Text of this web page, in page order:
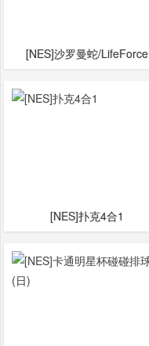
[NES]沙罗曼蛇/LifeForce
[NES]扑克4合1